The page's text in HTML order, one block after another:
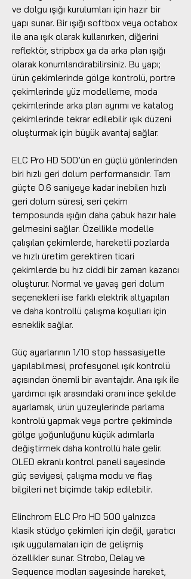
ve dolgu ışığı kurulumları için hazır bir
yapı sunar. Bir ışığı softbox veya octabox
ile ana ışık olarak kullanırken, diğerini
reflektör, stripbox ya da arka plan ışığı
olarak konumlandırabilirsiniz. Bu yapı;
ürün çekimlerinde gölge kontrolü, portre
çekimlerinde yüz modelleme, moda
çekimlerinde arka plan ayrımı ve katalog
çekimlerinde tekrar edilebilir ışık düzeni
oluşturmak için büyük avantaj sağlar.
ELC Pro HD 500’ün en güçlü yönlerinden
biri hızlı geri dolum performansıdır. Tam
güçte 0.6 saniyeye kadar inebilen hızlı
geri dolum süresi, seri çekim
temposunda ışığın daha çabuk hazır hale
gelmesini sağlar. Özellikle modelle
çalışılan çekimlerde, hareketli pozlarda
ve hızlı üretim gerektiren ticari
çekimlerde bu hız ciddi bir zaman kazancı
oluşturur. Normal ve yavaş geri dolum
seçenekleri ise farklı elektrik altyapıları
ve daha kontrollü çalışma koşulları için
esneklik sağlar.
Güç ayarlarının 1/10 stop hassasiyetle
yapılabilmesi, profesyonel ışık kontrolü
açısından önemli bir avantajdır. Ana ışık ile
yardımcı ışık arasındaki oranı ince şekilde
ayarlamak, ürün yüzeylerinde parlama
kontrolü yapmak veya portre çekiminde
gölge yoğunluğunu küçük adımlarla
değiştirmek daha kontrollü hale gelir.
OLED ekranlı kontrol paneli sayesinde
güç seviyesi, çalışma modu ve flaş
bilgileri net biçimde takip edilebilir.
Elinchrom ELC Pro HD 500 yalnızca
klasik stüdyo çekimleri için değil, yaratıcı
ışık uygulamaları için de gelişmiş
özellikler sunar. Strobo, Delay ve
Sequence modları sayesinde hareket,